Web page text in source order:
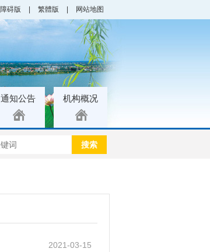
碍版 繁體版 网站地图
通知公告 机构概况
搜索
2021-03-15